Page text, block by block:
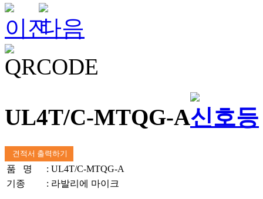
UL4T/C-MTQG-A
견적서 출력하기
품 명 : UL4T/C-MTQG-A
기종
: 라발리에 마이크